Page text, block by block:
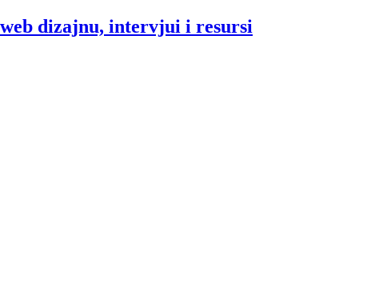
dizajnu, intervjui i resursi